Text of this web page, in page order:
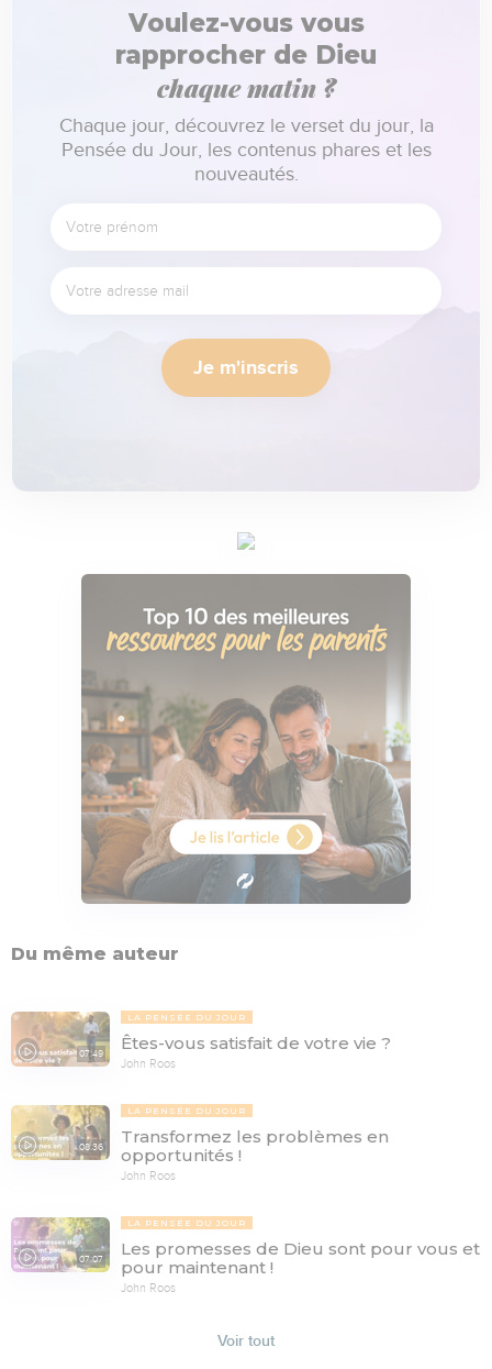
Voulez-vous vous
rapprocher de Dieu
chaque matin ?
Chaque jour, découvrez le verset du jour, la
Pensée du Jour, les contenus phares et les
nouveautés.
Je m'inscris
Du même auteur
07:49
LA PENSÉE DU JOUR
Êtes-vous satisfait de votre vie ?
John Roos
08:36
LA PENSÉE DU JOUR
Transformez les problèmes en
opportunités !
John Roos
07:07
LA PENSÉE DU JOUR
Les promesses de Dieu sont pour vous et
pour maintenant !
John Roos
Voir tout